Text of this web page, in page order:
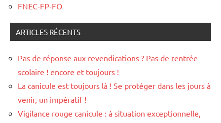
FNEC-FP-FO
ARTICLES RÉCENTS
Pas de réponse aux revendications ? Pas de rentrée
scolaire ! encore et toujours !
La canicule est toujours là ! Se protéger dans les jours à
venir, un impératif !
Vigilance rouge canicule : à situation exceptionnelle,